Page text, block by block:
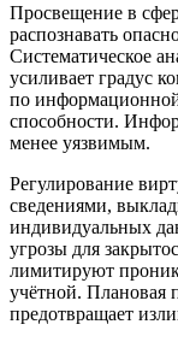
Просвещение в
распознавать
Систематическое
усиливает градус
по информационной
способности.
менее уязвимым.
Регулирование
сведениями,
индивидуальных
угрозы для
лимитируют
учётной. Плановая
предотвращает